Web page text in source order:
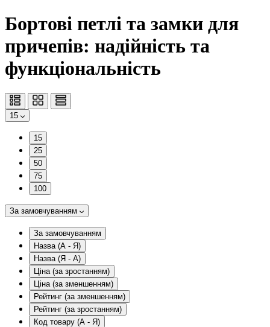
Бортові петлі та замки для
причепів: надійність та
функціональність
15
15
25
50
75
100
За замовчуванням
За замовчуванням
Назва (А - Я)
Назва (Я - А)
Ціна (за зростанням)
Ціна (за зменшенням)
Рейтинг (за зменшенням)
Рейтинг (за зростанням)
Код товару (А - Я)